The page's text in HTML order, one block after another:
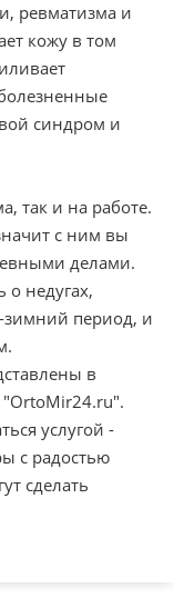
ревматизма и
кожу в том
синдром и
так и на работе.
с ним вы
делами.
недугах,
зимний период, и
в
услугой -
с радостью
сделать